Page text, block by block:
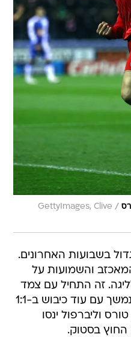
/
GettyImages, Clive
בשבועות האחרונים.
והשמועות על
זה התחיל עם צמד
מרשים מול צ'לסי בראשון ונמשך עם עוד כיבוש ב-1:1
וליברפול ינסו
בסטוק.